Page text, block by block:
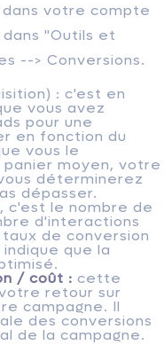
votre compte
"Outils et
--> Conversions.
: c'est en
vous avez
pour une
en fonction du
vous le
moyen, votre
déterminerez
dépasser.
, c'est le nombre de
d'interactions
de conversion
que la
/ coût : cette
retour sur
campagne. Il
des conversions
de la campagne.